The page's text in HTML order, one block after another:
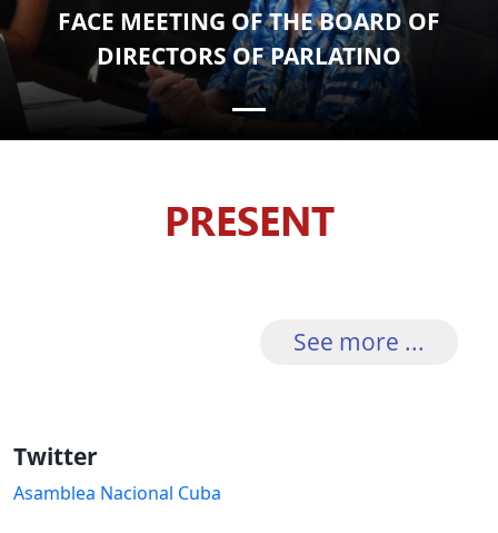
FACE MEETING OF THE BOARD OF
DIRECTORS OF PARLATINO
PRESENT
See more ...
Twitter
Asamblea Nacional Cuba